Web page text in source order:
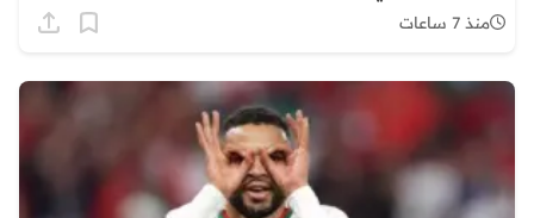
منذ 7 ساعات